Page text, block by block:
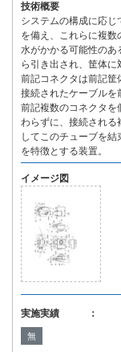
技術概要
システムの構成に応じ
を備え、これらに複数
水がかかる可能性のあ
ら引き出され、筐体に
前記コネクタは前記筐
接続されたケーブルを
前記複数のコネクタを
わらずに、接続される
してこのチューブを
を特徴とする装置。
イメージ図
実施実績 ：
無